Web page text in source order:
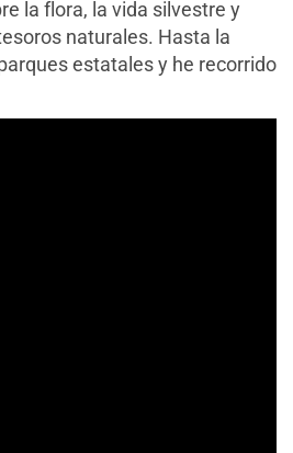
la flora, la vida silvestre y
naturales. Hasta la
estatales y he recorrido